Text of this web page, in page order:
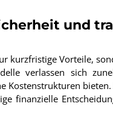
und
kurzfristige Vorteile,
verlassen sich
Kostenstrukturen
finanzielle